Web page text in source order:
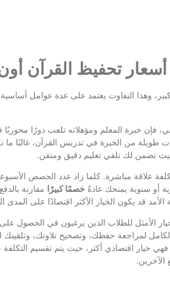
تحفيظ القرآن
وهذا التفاوت يعتمد على عدة عوامل
فإن خبرة المعلم ومؤهلاته تلعب دورًا محوريًا
طويلة من الخبرة في تدريس القرآن، غالبًا ما
حيث تضمن لك تلقي تعليم دقيق ومتقن.
علاقة مباشرة. كلما زاد عدد الحصص
أو سنوية يمنحك عادةً خصمًا كبيرًا مقارنة
قد يكون الخيار الأكثر اقتصادًا على المدى
الأمثل للطلاب الذين يرغبون في الحصول على
لمراجعة حفظك، وتصحيح تلاوتك، وتلقينك
خيار اقتصادي أكثر، حيث يتم تقسيم
الآخرين.